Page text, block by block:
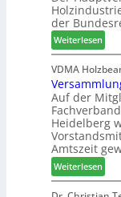
d
e
r
e
n
2
0
2
6
B
e
s
u
c
h
e
r
z
a
h
l
e
b
o
t
h
i
l
f
t
b
e
i
P
r
der
Weiterlesen:
H
D
H
f
o
r
d
e
r
t
VDMA
Auf der
Heidelberg
Amtszeit
Weiterlesen:
V
e